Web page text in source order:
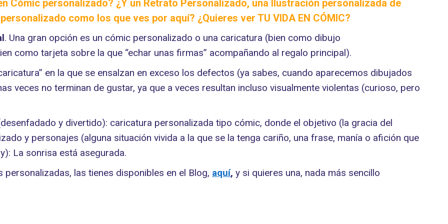
Cómic personalizado? ¿Y un Retrato Personalizado, una Ilustración personalizada de
como los que ves por aquí? ¿Quieres ver TU VIDA EN CÓMIC?
. Una gran opción es un cómic personalizado o una caricatura (bien como dibujo
como tarjeta sobre la que “echar unas firmas” acompañando al regalo principal).
en la que se ensalzan en exceso los defectos (ya sabes, cuando aparecemos dibujados
veces no terminan de gustar, ya que a veces resultan incluso visualmente violentas (curioso, pero
y divertido): caricatura personalizada tipo cómic, donde el objetivo (la gracia del
y personajes (alguna situación vivida a la que se la tenga cariño, una frase, manía o afición que
La sonrisa está asegurada.
las tienes disponibles en el Blog, aquí, y si quieres una, nada más sencillo